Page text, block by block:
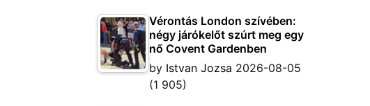
Vérontás London szívében:
négy járókelőt szúrt meg egy
nő Covent Gardenben
by Istvan Jozsa 2026-08-05
(1 905)